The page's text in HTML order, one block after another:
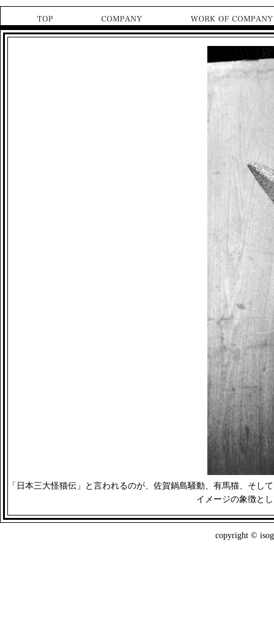
「日本三大怪猫伝」と言われるのが、佐賀鍋島騒動、有馬猫、そ
イメージの象徴と
copyright ©